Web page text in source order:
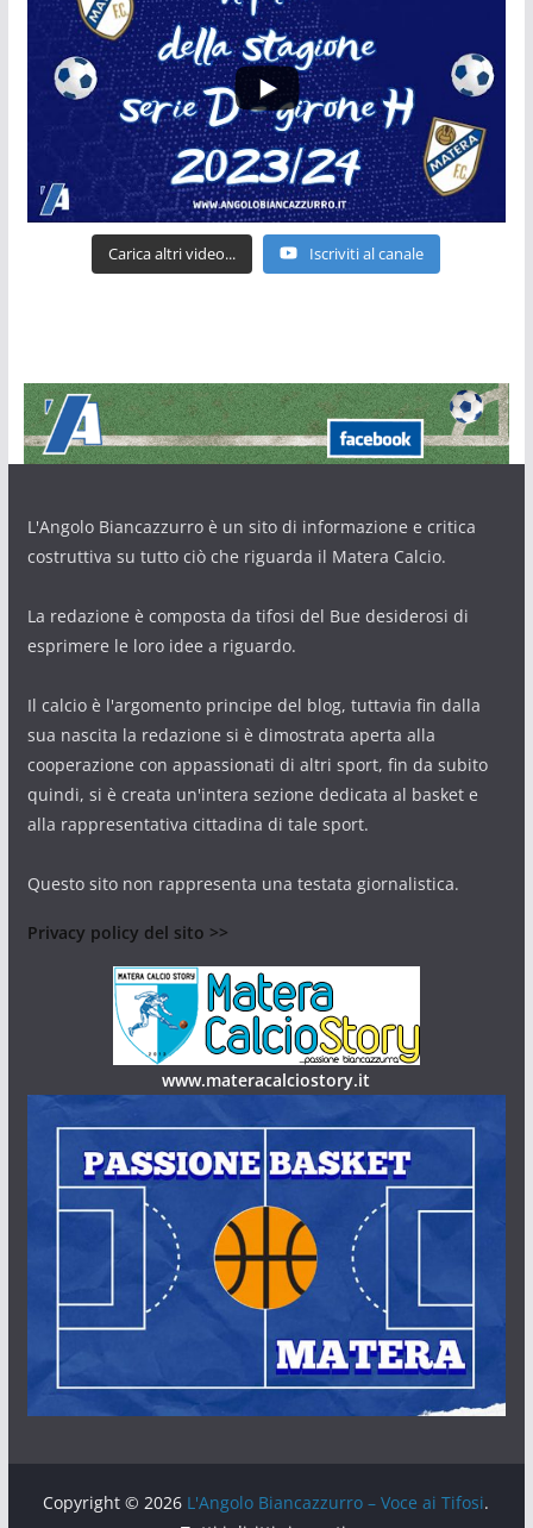
Carica altri video... Iscriviti al canale
L'Angolo Biancazzurro è un sito di informazione e critica
costruttiva su tutto ciò che riguarda il Matera Calcio.
La redazione è composta da tifosi del Bue desiderosi di
esprimere le loro idee a riguardo.
Il calcio è l'argomento principe del blog, tuttavia fin dalla
sua nascita la redazione si è dimostrata aperta alla
cooperazione con appassionati di altri sport, fin da subito
quindi, si è creata un'intera sezione dedicata al basket e
alla rappresentativa cittadina di tale sport.
Questo sito non rappresenta una testata giornalistica.
Privacy policy del sito >>
www.materacalciostory.it
Copyright © 2026 L'Angolo Biancazzurro – Voce ai Tifosi.